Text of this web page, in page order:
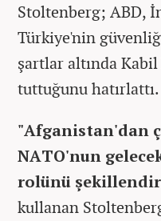
Stoltenberg; ABD,
Türkiye'nin
şartlar altında
tuttuğunu hatırlattı.
"Afganistan'dan
NATO'nun
rolünü
kullanan